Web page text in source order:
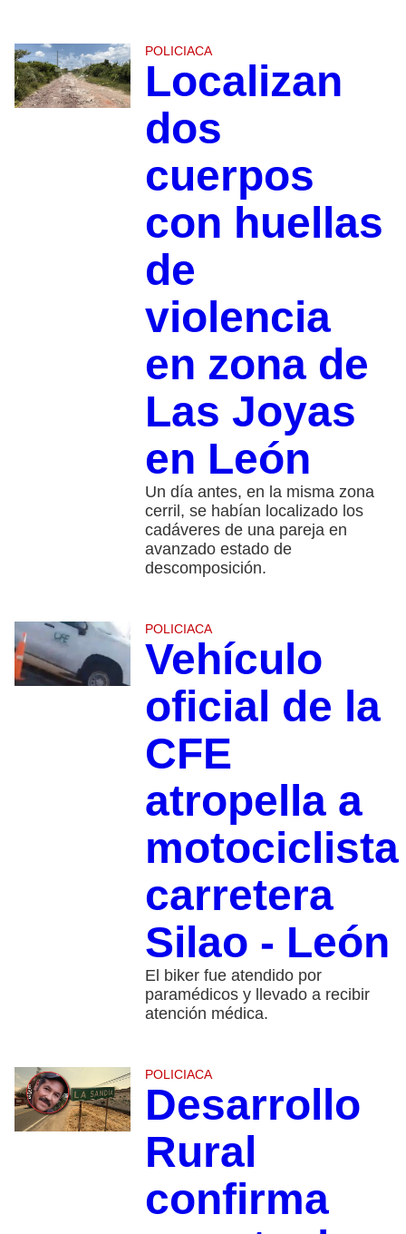
POLICIACA
Localizan
dos
cuerpos
con huellas
de
violencia
en zona de
Las Joyas
en León
Un día antes, en la misma zona
cerril, se habían localizado los
cadáveres de una pareja en
avanzado estado de
descomposición.
POLICIACA
Vehículo
oficial de la
CFE
atropella a
motociclista
carretera
Silao - León
El biker fue atendido por
paramédicos y llevado a recibir
atención médica.
POLICIACA
Desarrollo
Rural
confirma